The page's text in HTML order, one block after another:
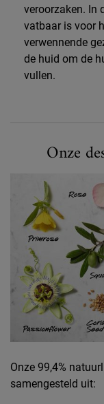
veroorzaken. In
vatbaar is voor
verwennende
de huid om de
vullen.
Onze
Onze 99,4%
samengesteld uit: